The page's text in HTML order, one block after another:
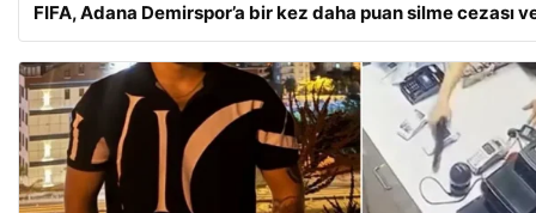
FIFA, Adana Demirspor’a bir kez daha puan silme cezası